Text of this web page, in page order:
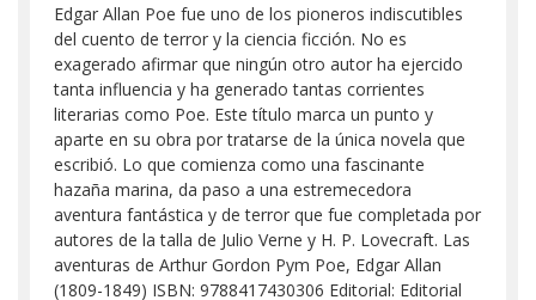
Edgar Allan Poe fue uno de los pioneros indiscutibles
del cuento de terror y la ciencia ficción. No es
exagerado afirmar que ningún otro autor ha ejercido
tanta influencia y ha generado tantas corrientes
literarias como Poe. Este título marca un punto y
aparte en su obra por tratarse de la única novela que
escribió. Lo que comienza como una fascinante
hazaña marina, da paso a una estremecedora
aventura fantástica y de terror que fue completada por
autores de la talla de Julio Verne y H. P. Lovecraft. Las
aventuras de Arthur Gordon Pym Poe, Edgar Allan
(1809-1849) ISBN: 9788417430306 Editorial: Editorial